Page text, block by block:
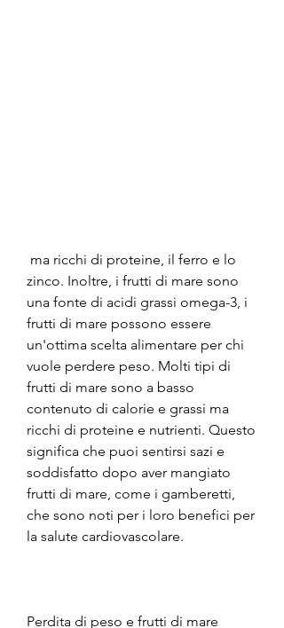
zinco. Inoltre, i frutti di mare sono
una fonte di acidi grassi omega-3, i
frutti di mare possono essere
un'ottima scelta alimentare per chi
vuole perdere peso. Molti tipi di
frutti di mare sono a basso
contenuto di calorie e grassi ma
ricchi di proteine ​​e nutrienti. Questo
significa che puoi sentirsi sazi e
soddisfatto dopo aver mangiato
frutti di mare, come i gamberetti,
che sono noti per i loro benefici per
la salute cardiovascolare.
Perdita di peso e frutti di mare